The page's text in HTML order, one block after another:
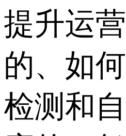
提升运
的、如
检测和